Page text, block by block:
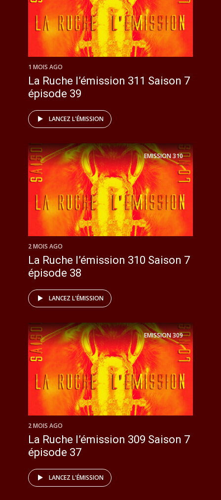
1 MOIS AGO
La Ruche l’émission 311 Saison 7
épisode 39
LANCEZ L'ÉMISSION
EMISSION310
2 MOIS AGO
La Ruche l’émission 310 Saison 7
épisode 38
LANCEZ L'ÉMISSION
EMISSION309
2 MOIS AGO
La Ruche l’émission 309 Saison 7
épisode 37
LANCEZ L'ÉMISSION